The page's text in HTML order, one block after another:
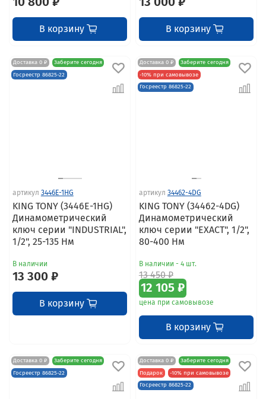
В корзину В корзину
Доставка 0 ₽
Заберите сегодня
Госреестр 86825-22
артикул 3446E-1HG
KING TONY (3446E-1HG)
Динамометрический
ключ серии "INDUSTRIAL",
1/2", 25-135 Нм
В наличии
13 300 ₽
В корзину
Доставка 0 ₽
Заберите сегодня
-10% при самовывозе
Госреестр 86825-22
артикул 34462-4DG
KING TONY (34462-4DG)
Динамометрический
ключ серии "EXACT", 1/2",
80-400 Нм
В наличии - 4 шт.
13 450 ₽
12 105 ₽
цена при самовывозе
В корзину
Доставка 0 ₽
Заберите сегодня
Госреестр 86825-22
Доставка 0 ₽
Заберите сегодня
Подарок
-10% при самовывозе
Госреестр 86825-22